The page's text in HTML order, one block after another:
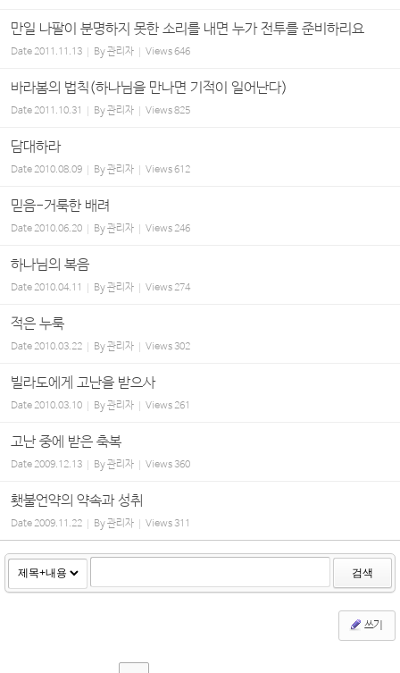
만일 나팔이 분명하지 못한 소리를 내면 누가 전투를 준비하리요
Date2011.11.13 By관리자 Views646
바라봄의 법칙(하나님을 만나면 기적이 일어난다)
Date2011.10.31 By관리자 Views825
담대하라
Date2010.08.09 By관리자 Views612
믿음-거룩한 배려
Date2010.06.20 By관리자 Views246
하나님의 복음
Date2010.04.11 By관리자 Views274
적은 누룩
Date2010.03.22 By관리자 Views302
빌라도에게 고난을 받으사
Date2010.03.10 By관리자 Views261
고난 중에 받은 축복
Date2009.12.13 By관리자 Views360
횃불언약의 약속과 성취
Date2009.11.22 By관리자 Views311
검색
쓰기